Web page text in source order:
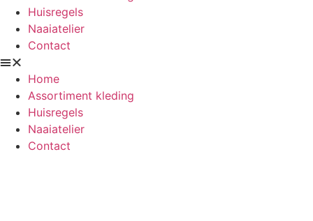
Huisregels
Naaiatelier
Contact
Home
Assortiment kleding
Huisregels
Naaiatelier
Contact